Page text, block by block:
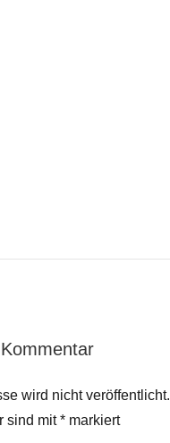
wird nicht veröffentlicht.
sind mit* markiert